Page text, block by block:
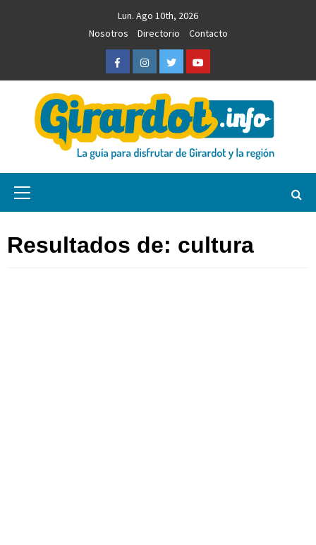
Lun. Ago 10th, 2026
Nosotros
Directorio Contacto
FacebookInstagramTwitterYoutube
Girardot.info
Resultados de: cultura